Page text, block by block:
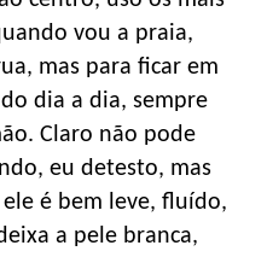
vou a praia,
mas para ficar em
dia a dia, sempre
Claro não pode
eu detesto, mas
ele é bem leve, fluído,
a pele branca,